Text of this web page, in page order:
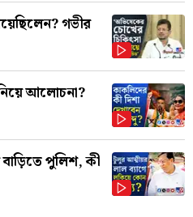
গভীর
আলোচনা?
পুলিশ, কী